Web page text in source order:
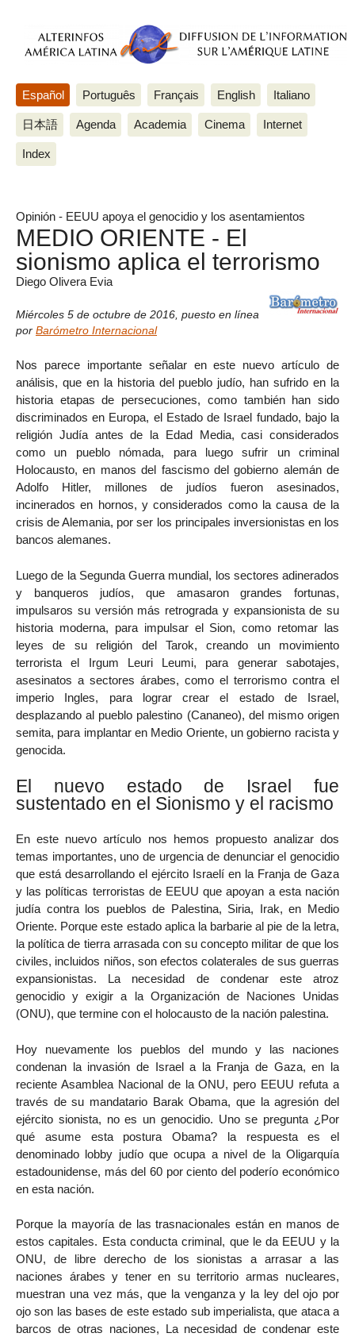
Español Português Français English Italiano
日本語 Agenda Academia Cinema Internet
Index
Opinión - EEUU apoya el genocidio y los asentamientos
MEDIO ORIENTE - El
sionismo aplica el terrorismo
Diego Olivera Evia
Miércoles 5 de octubre de 2016 puesto en línea
por Barómetro Internacional
Nos parece importante señalar en este nuevo artículo de
análisis, que en la historia del pueblo judío, han sufrido en la
historia etapas de persecuciones, como también han sido
discriminados en Europa, el Estado de Israel fundado, bajo la
religión Judía antes de la Edad Media, casi considerados
como un pueblo nómada, para luego sufrir un criminal
Holocausto, en manos del fascismo del gobierno alemán de
Adolfo Hitler, millones de judíos fueron asesinados,
incinerados en hornos, y considerados como la causa de la
crisis de Alemania, por ser los principales inversionistas en los
bancos alemanes.
Luego de la Segunda Guerra mundial, los sectores adinerados
y banqueros judíos, que amasaron grandes fortunas,
impulsaros su versión más retrograda y expansionista de su
historia moderna, para impulsar el Sion, como retomar las
leyes de su religión del Tarok, creando un movimiento
terrorista el Irgum Leuri Leumi, para generar sabotajes,
asesinatos a sectores árabes, como el terrorismo contra el
imperio Ingles, para lograr crear el estado de Israel,
desplazando al pueblo palestino (Cananeo), del mismo origen
semita, para implantar en Medio Oriente, un gobierno racista y
genocida.
El nuevo estado de Israel fue
sustentado en el Sionismo y el racismo
En este nuevo artículo nos hemos propuesto analizar dos
temas importantes, uno de urgencia de denunciar el genocidio
que está desarrollando el ejército Israelí en la Franja de Gaza
y las políticas terroristas de EEUU que apoyan a esta nación
judía contra los pueblos de Palestina, Siria, Irak, en Medio
Oriente. Porque este estado aplica la barbarie al pie de la letra,
la política de tierra arrasada con su concepto militar de que los
civiles, incluidos niños, son efectos colaterales de sus guerras
expansionistas. La necesidad de condenar este atroz
genocidio y exigir a la Organización de Naciones Unidas
(ONU), que termine con el holocausto de la nación palestina.
Hoy nuevamente los pueblos del mundo y las naciones
condenan la invasión de Israel a la Franja de Gaza, en la
reciente Asamblea Nacional de la ONU, pero EEUU refuta a
través de su mandatario Barak Obama, que la agresión del
ejército sionista, no es un genocidio. Uno se pregunta ¿Por
qué asume esta postura Obama? la respuesta es el
denominado lobby judío que ocupa a nivel de la Oligarquía
estadounidense, más del 60 por ciento del poderío económico
en esta nación.
Porque la mayoría de las trasnacionales están en manos de
estos capitales. Esta conducta criminal, que le da EEUU y la
ONU, de libre derecho de los sionistas a arrasar a las
naciones árabes y tener en su territorio armas nucleares,
muestran una vez más, que la venganza y la ley del ojo por
ojo son las bases de este estado sub imperialista, que ataca a
barcos de otras naciones, La necesidad de condenar este